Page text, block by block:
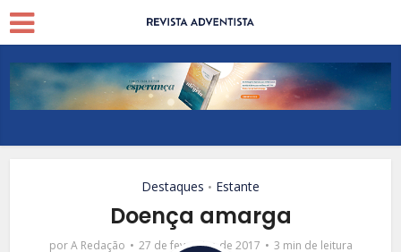
Destaques • Estante
Doença amarga
por A Redação 27 de fevereiro de 2017
3 min de leitura